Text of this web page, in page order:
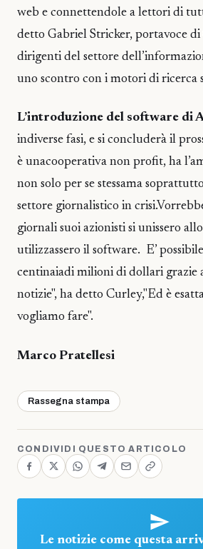
web e connettendole a lettori di
detto Gabriel Stricker, portavoce
dirigenti del settore
uno scontro con i motori di ricerca
L’introduzione del software di
indiverse fasi, e si concluderà il
è unacooperativa non profit, ha
non solo per se stessama
settore giornalistico in
giornali suoi azionisti si unissero
utilizzassero il software. E’
centinaiadi milioni di dollari grazie
notizie", ha detto Curley,"Ed è
vogliamo fare".
Marco Pratellesi
Rassegna stampa
CONDIVIDI QUESTO ARTICOLO
Le notizie come questa